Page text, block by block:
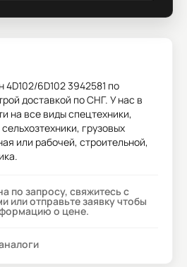
4D102/6D102 3942581 по
доставкой по СНГ. У нас в
на все виды спецтехники,
грузовых
или рабочей, строительной,
по запросу, свяжитесь с
отправьте заявку чтобы
о цене.